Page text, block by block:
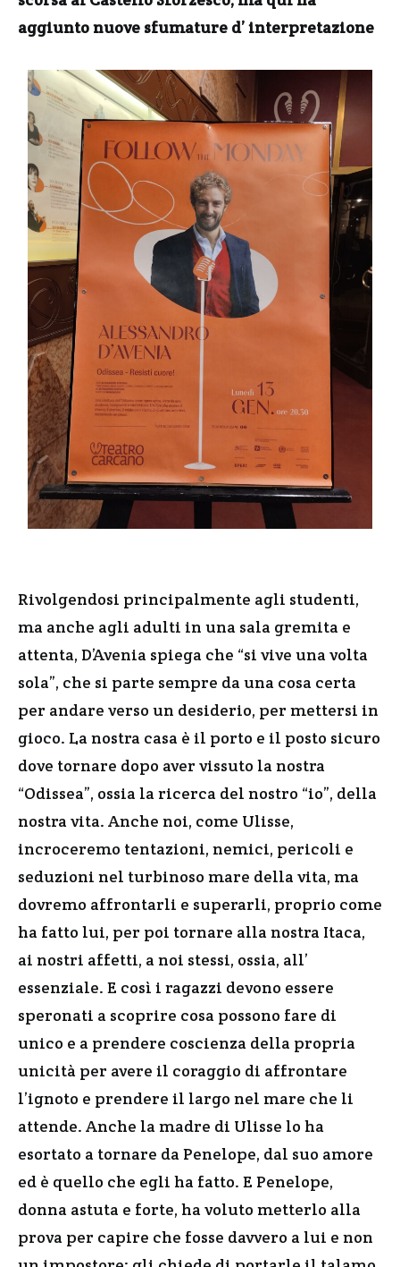
aggiunto nuove sfumature d’ interpretazione
Rivolgendosi principalmente agli studenti,
ma anche agli adulti in una sala gremita e
attenta, D’Avenia spiega che “si vive una volta
sola”, che si parte sempre da una cosa certa
per andare verso un desiderio, per mettersi in
gioco. La nostra casa è il porto e il posto sicuro
dove tornare dopo aver vissuto la nostra
“Odissea”, ossia la ricerca del nostro “io”, della
nostra vita. Anche noi, come Ulisse,
incroceremo tentazioni, nemici, pericoli e
seduzioni nel turbinoso mare della vita, ma
dovremo affrontarli e superarli, proprio come
ha fatto lui, per poi tornare alla nostra Itaca,
ai nostri affetti, a noi stessi, ossia, all’
essenziale. E così i ragazzi devono essere
speronati a scoprire cosa possono fare di
unico e a prendere coscienza della propria
unicità per avere il coraggio di affrontare
l’ignoto e prendere il largo nel mare che li
attende. Anche la madre di Ulisse lo ha
esortato a tornare da Penelope, dal suo amore
ed è quello che egli ha fatto. E Penelope,
donna astuta e forte, ha voluto metterlo alla
prova per capire che fosse davvero a lui e non